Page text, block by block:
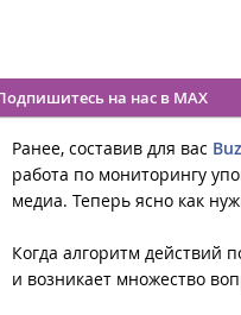
на нас в MAX
Ранее, составив для вас
работа по мониторингу
медиа. Теперь ясно как
Когда алгоритм действий
и возникает множество